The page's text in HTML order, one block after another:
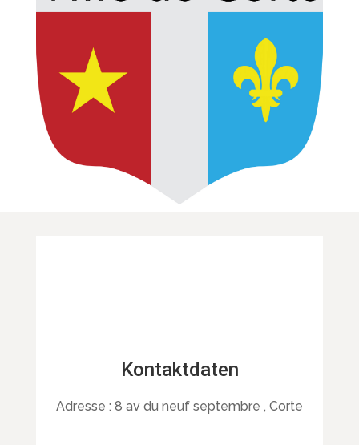
Kontaktdaten
Adresse : 8 av du neuf septembre , Corte